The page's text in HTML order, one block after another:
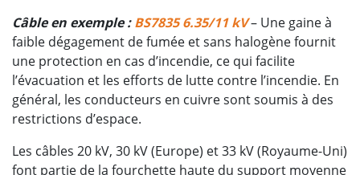
Câble en exemple :BS7835 6.35/11 kV– Une gaine à
faible dégagement de fumée et sans halogène fournit
une protection en cas d’incendie, ce qui facilite
l’évacuation et les efforts de lutte contre l’incendie. En
général, les conducteurs en cuivre sont soumis à des
restrictions d’espace.
Les câbles 20 kV, 30 kV (Europe) et 33 kV (Royaume-Uni)
font partie de la fourchette haute du support moyenne